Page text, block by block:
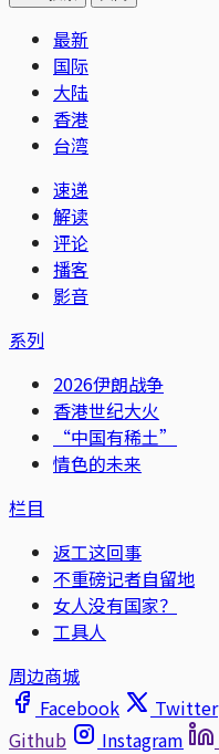
最新
国际
大陆
香港
台湾
速递
解读
评论
播客
影音
系列
2026伊朗战争
香港世纪大火
“中国有稀土”
情色的未来
栏目
返工这回事
不重磅记者自留地
女人没有国家？
工具人
周边商城
Facebook
Twitter
Github
Instagram